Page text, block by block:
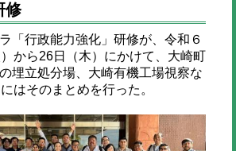
修
「行政能力強化」研修が、令和６
から26日（木）にかけて、大崎町
埋立処分場、大崎有機工場視察な
はそのまとめを行った。